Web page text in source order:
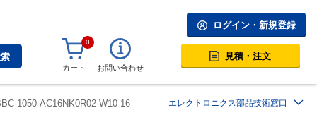
ログイン・新規登録
0
カート お問い合わせ
見積・注文
1050-AC16NK0R02-W10-16 エレクトロニクス部品技術窓口